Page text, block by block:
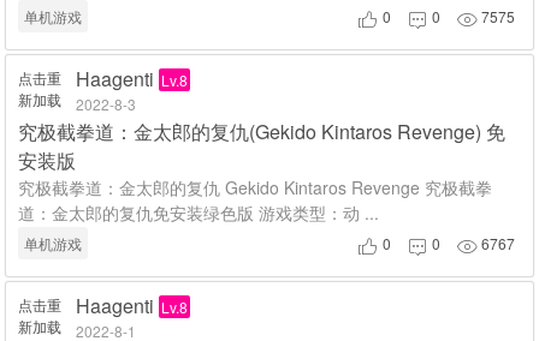
单机游戏  0  0 7575
点击重
新加载
Haagenti Lv.8
2022-8-3
究极截拳道：金太郎的复仇(Gekido Kintaros Revenge) 免
安装版
究极截拳道：金太郎的复仇 Gekido Kintaros Revenge 究极截拳
道：金太郎的复仇免安装绿色版 游戏类型：动 ...
单机游戏  0  0 6767
点击重
新加载
Haagenti Lv.8
2022-8-1